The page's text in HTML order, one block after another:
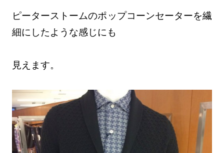
ピーターストームのポップコーンセーターを繊
細にしたような感じにも
見えます。